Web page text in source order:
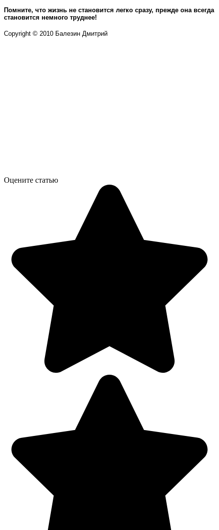
Помните, что жизнь не становится легко сразу, прежде она всегда
становится немного труднее!
Copyright © 2010 Балезин Дмитрий
Оцените статью